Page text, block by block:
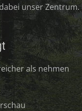
unser
als nehmen